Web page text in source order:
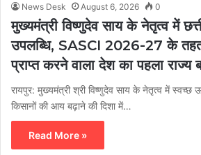
News Desk August 6, 2026 0
मुख्यमंत्री विष्णुदेव साय के नेतृत्व में
उपलब्धि, SASCI 2026-27 के तहत
प्राप्त करने वाला देश का पहला राज्य
रायपुर: मुख्यमंत्री श्री विष्णुदेव साय के नेतृत्व में स्वच्छ
किसानों की आय बढ़ाने की दिशा में…
Read More »